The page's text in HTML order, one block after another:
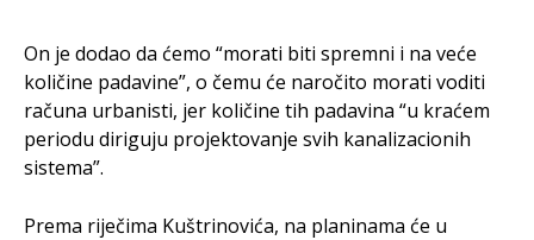
On je dodao da ćemo “morati biti spremni i na veće
količine padavine”, o čemu će naročito morati voditi
računa urbanisti, jer količine tih padavina “u kraćem
periodu diriguju projektovanje svih kanalizacionih
sistema”.
Prema riječima Kuštrinovića, na planinama će u